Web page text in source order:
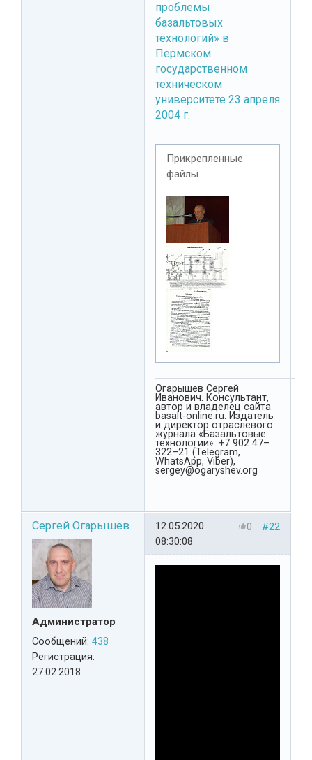
проблемы
базальтовых
технологий» в
Пермском
государственном
техническом
университете 23 апреля
2004 г.
Прикрепленные
файлы
Огарышев Сергей
Иванович. Консультант,
автор и владелец сайта
basalt-online.ru. Издатель
и директор отраслевого
журнала «Базальтовые
технологии». +7 902 47–
322–21 (Telegram,
WhatsApp, Viber),
sergey@ogaryshev.org
Сергей Огарышев
Администратор
Сообщений: 438
Регистрация:
27.02.2018
#22
0
12.05.2020
08:30:08